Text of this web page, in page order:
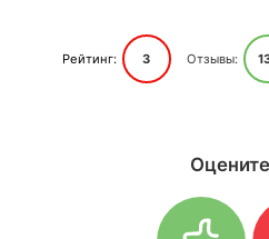
Рейтинг: 3 Отзывы: